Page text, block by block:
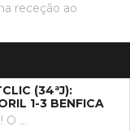
receção ao
(34ªJ):
1-3 BENFICA
Apito final na Amoreira! O Benfica venceu na visita ao Estoril por 3-1, na 34.ª e última jornada da Liga Portugal Betclic, falhando no entanto o segundo lugar do campeonato, face à vitória do Sporting na receção ao Gil Vicente por 3-0.